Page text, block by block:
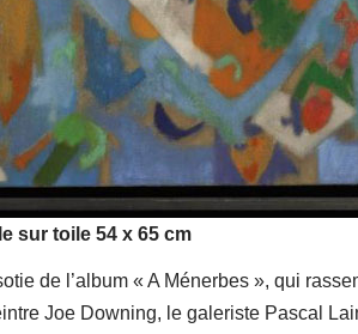
sur toile 54 x 65 cm
de l’album « A Ménerbes », qui
Joe Downing, le galeriste Pascal